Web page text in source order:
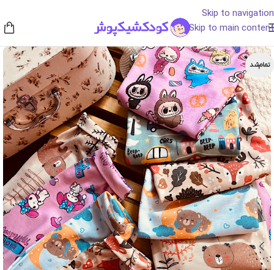
Skip to navigation
Skip to main content
تمام‌شد